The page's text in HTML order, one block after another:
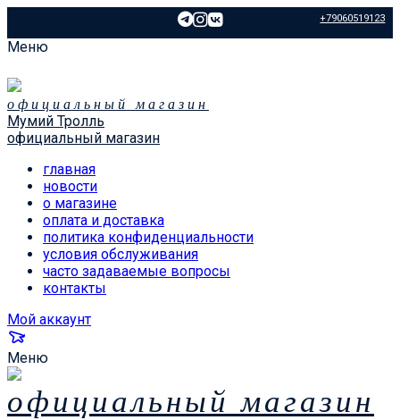
+79060519123
Меню
официальный магазин
Мумий Тролль
официальный магазин
главная
новости
о магазине
оплата и доставка
политика конфиденциальности
условия обслуживания
часто задаваемые вопросы
контакты
Мой аккаунт
Меню
официальный магазин